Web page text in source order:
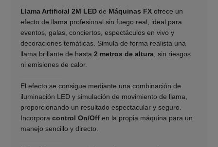
Llama Artificial 2M LEDde Máquinas FXofrece un
efecto de llama profesional sin fuego real, ideal para
eventos, galas, conciertos, espectáculos en vivo y
decoraciones temáticas. Simula de forma realista una
llama brillante de hasta 2 metros de altura, sin riesgos
ni emisiones de calor.
El efecto se consigue mediante una combinación de
iluminación LED y simulación de movimiento de llama,
proporcionando un resultado espectacular y seguro.
Incorpora control On/Offen la propia máquina para un
manejo sencillo y directo.